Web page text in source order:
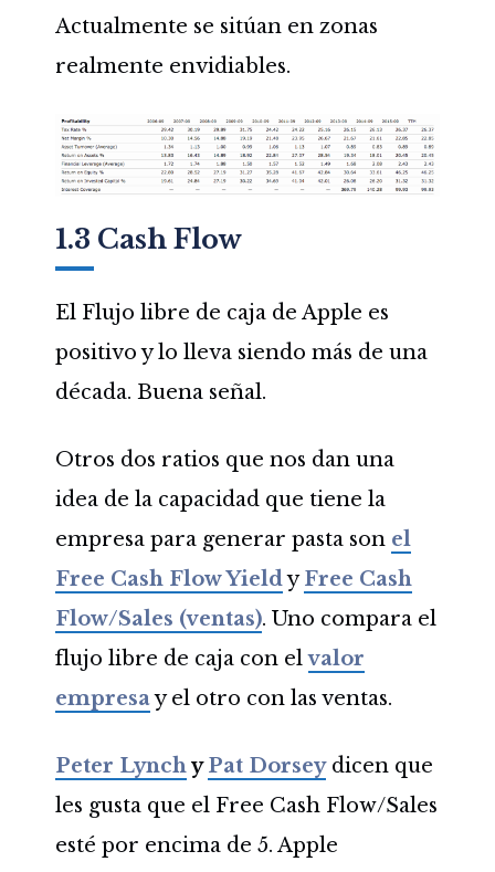
Actualmente se sitúan en zonas
realmente envidiables.
1.3 Cash Flow
El Flujo libre de caja de Apple es
positivo y lo lleva siendo más de una
década. Buena señal.
Otros dos ratios que nos dan una
idea de la capacidad que tiene la
empresa para generar pasta son el
Free Cash Flow YieldyFree Cash
Flow/Sales (ventas). Uno compara el
flujo libre de caja con elvalor
empresay el otro con las ventas.
Peter LynchyPat Dorseydicen que
les gusta que el Free Cash Flow/Sales
esté por encima de 5. Apple